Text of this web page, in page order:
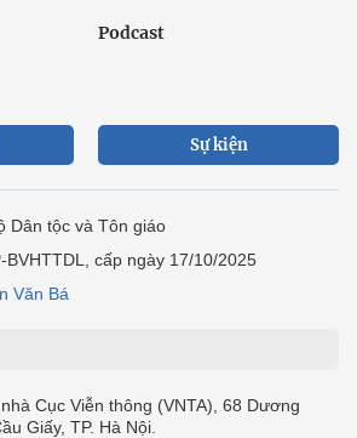
Podcast
Sự kiện
Dân tộc và Tôn giáo
BVHTTDL, cấp ngày 17/10/2025
Văn Bá
Cục Viễn thông (VNTA), 68 Dương
Giấy, TP. Hà Nội.